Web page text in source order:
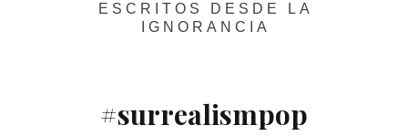
ESCRITOS DESDE LA
IGNORANCIA
#surrealismpop